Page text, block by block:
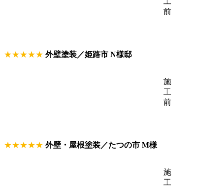
前
★★★★★ 外壁塗装／姫路市 N様邸
施
工
前
★★★★★ 外壁・屋根塗装／たつの市 M様
施
工